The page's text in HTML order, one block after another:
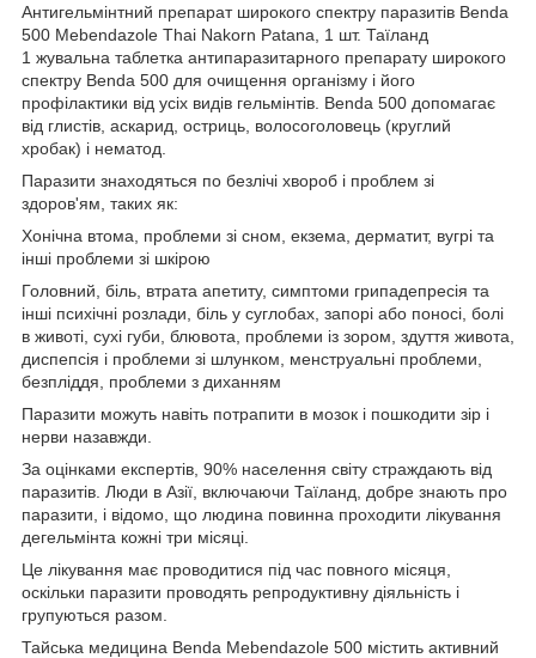
Антигельмінтний препарат широкого спектру паразитів Benda
500 Mebendazole Thai Nakorn Patana, 1 шт. Таїланд
1 жувальна таблетка антипаразитарного препарату широкого
спектру Benda 500 для очищення організму і його
профілактики від усіх видів гельмінтів. Benda 500 допомагає
від глистів, аскарид, остриць, волосоголовець (круглий
хробак) і нематод.
Паразити знаходяться по безлічі хвороб і проблем зі
здоров'ям, таких як:
Хонічна втома, проблеми зі сном, екзема, дерматит, вугрі та
інші проблеми зі шкірою
Головний, біль, втрата апетиту, симптоми грипадепресія та
інші психічні розлади, біль у суглобах, запорі або поносі, болі
в животі, сухі губи, блювота, проблеми із зором, здуття живота,
диспепсія і проблеми зі шлунком, менструальні проблеми,
безпліддя, проблеми з диханням
Паразити можуть навіть потрапити в мозок і пошкодити зір і
нерви назавжди.
За оцінками експертів, 90% населення світу страждають від
паразитів. Люди в Азії, включаючи Таїланд, добре знають про
паразити, і відомо, що людина повинна проходити лікування
дегельмінта кожні три місяці.
Це лікування має проводитися під час повного місяця,
оскільки паразити проводять репродуктивну діяльність і
групуються разом.
Тайська медицина Benda Mebendazole 500 містить активний